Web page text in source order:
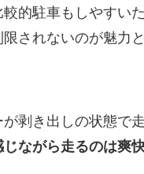
的駐車もしやすい
されないのが魅力
剥き出しの状態で
じながら走るのは爽